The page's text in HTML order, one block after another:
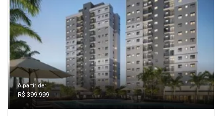
A partir de:
R$ 399.999